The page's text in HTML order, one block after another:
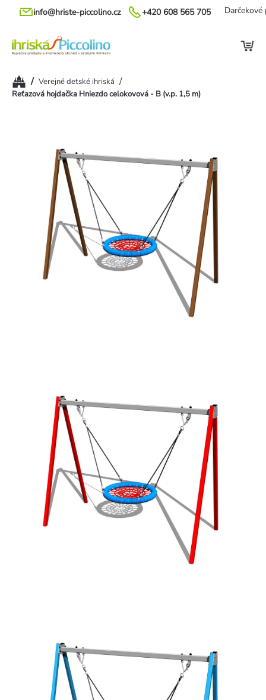
Prejsť
+420 608 565 705
info@hriste-piccolino.cz Darčekové
Domov
/ Verejné detské ihriská /
Reťazová hojdačka Hniezdo celokovová - B (v.p. 1,5 m)